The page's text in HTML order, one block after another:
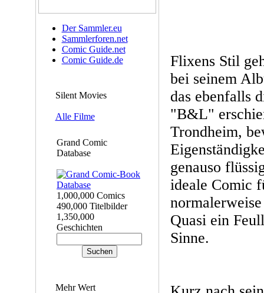
Der Sammler.eu
Sammlerforen.net
Comic Guide.net
Comic Guide.de
Silent Movies
Alle Filme
Grand Comic
Database
1,000,000 Comics
490,000 Titelbilder
1,350,000
Geschichten
Mehr Wert
Flixens Stil
bei seinem
das ebenfalls
"B&L"
Trondheim,
genauso
ideale Comic
Quasi ein
Sinne.